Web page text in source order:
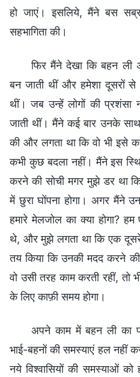
हो जाएं। इसलिये, मैंने बस
सहभागिता की।
फिर मैंने देखा कि बहन ली
बन जाती थीं और हमेशा दूसरों
थीं। जब उन्हें लोगों की प्रशंसा
जाती थीं। मैंने कई बार उनके
की और लगता था कि वो भी इसे
कभी कुछ बदला नहीं। मैंने इस
करने की सोची मगर मुझे डर था
में छुरा घोंपना होगा। अगर मैंने
हमारे मेलजोल का क्या होगा?
थे, और मुझे लगता था कि एक
तय किया कि उनकी मदद करने
वो उसी तरह काम करती रहीं,
के लिए काफ़ी समय होगा।
अपने काम में बहन ली का
भाई-बहनों की समस्याएं हल नहीं
नये विश्वासियों की समस्याओं